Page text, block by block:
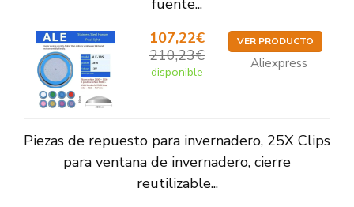
fuente...
107,22€
210,23€
disponible
VER PRODUCTO
Aliexpress
Piezas de repuesto para invernadero, 25X Clips
para ventana de invernadero, cierre
reutilizable...